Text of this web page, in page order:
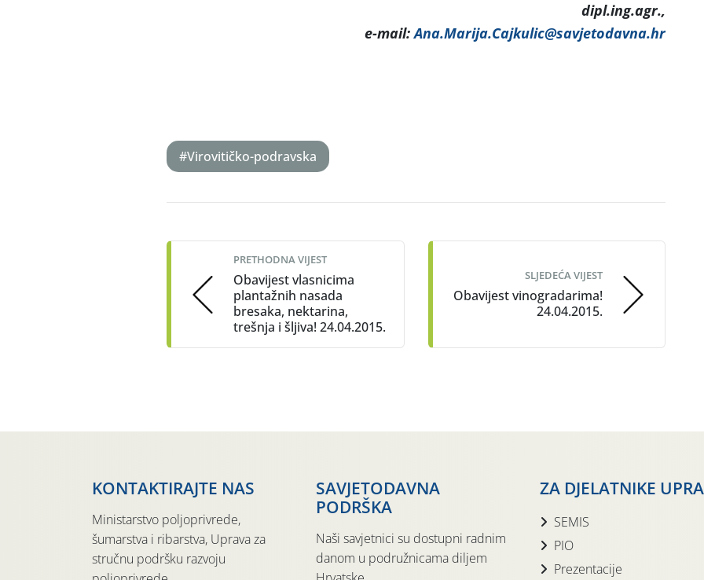
dipl.ing.agr.,
e-mail:Ana.Marija.Cajkulic@savjetodavna.hr
#Virovitičko-podravska
navigation
PRETHODNA VIJEST
Obavijest vlasnicima
plantažnih nasada
bresaka, nektarina,
trešnja i šljiva! 24.04.2015.
SLJEDEĆA VIJEST
Obavijest vinogradarima!
24.04.2015.
KONTAKTIRAJTE NAS
Ministarstvo poljoprivrede,
šumarstva i ribarstva, Uprava za
stručnu podršku razvoju
SAVJETODAVNA
PODRŠKA
Naši savjetnici su dostupni radnim
danom u podružnicama diljem
ZA DJELATNIKE
SEMIS
PIO
Prezentacije